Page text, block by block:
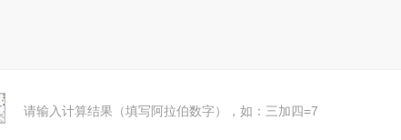
请输入计算结果（填写阿拉伯数字），如：三加四=7